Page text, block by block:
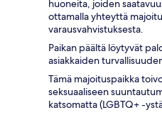
huoneita, joiden
ottamalla yhteyttä
varausvahvistuksesta.
Paikan päältä löytyvät
asiakkaiden
Tämä majoituspaikka
seksuaaliseen
katsomatta (LGBTQ+ -